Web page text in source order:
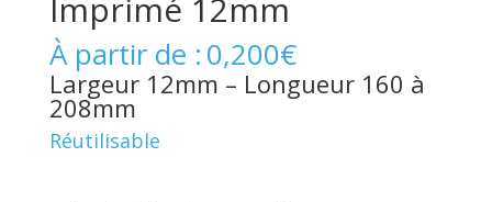
Imprimé 12mm
À partir de :0,200€
Largeur 12mm – Longueur 160 à
208mm
Réutilisable